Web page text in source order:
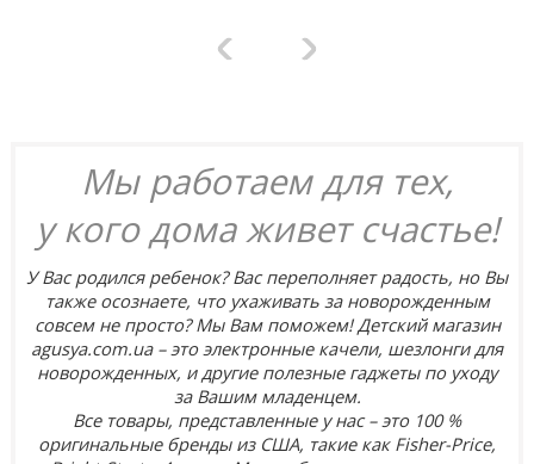
Мы работаем для тех,
у кого дома живет счастье!
У Вас родился ребенок? Вас переполняет радость, но Вы
также осознаете, что ухаживать за новорожденным
совсем не просто? Мы Вам поможем! Детский магазин
agusya.com.ua – это электронные качели, шезлонги для
новорожденных, и другие полезные гаджеты по уходу
за Вашим младенцем.
Все товары, представленные у нас – это 100 %
оригинальные бренды из США, такие как Fisher-Price,